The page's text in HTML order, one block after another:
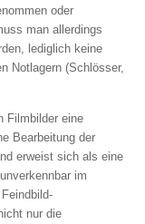
oder
man allerdings
lediglich keine
Notlagern (Schlösser,
Filmbilder eine
Bearbeitung der
erweist sich als eine
im
nur die